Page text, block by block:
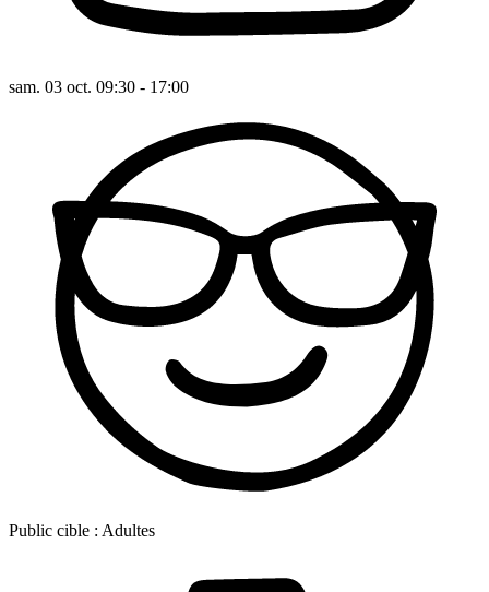
sam. 03 oct. 09:30 - 17:00
Public cible : Adultes